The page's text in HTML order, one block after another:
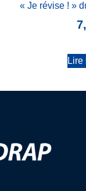
« Je révise ! »
Lire